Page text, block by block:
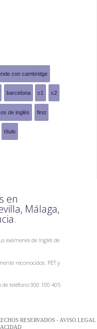
con cambridge
barcelona c1 c2
de inglés first
título
en
Málaga,
exámenes de Inglés de
reconocidos: PET y
teléfono 900 100 405
RESERVADOS - AVISO LEGAL